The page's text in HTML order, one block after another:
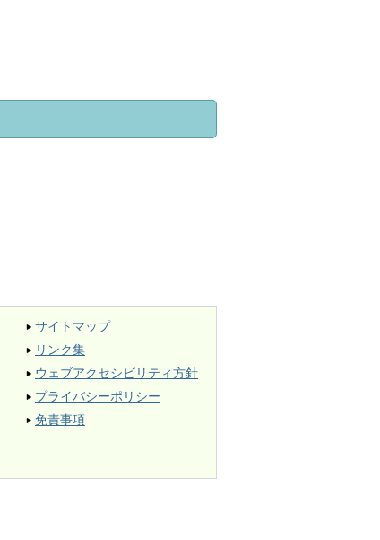
サイトマップ
リンク集
ウェブアクセシビリティ方針
プライバシーポリシー
免責事項